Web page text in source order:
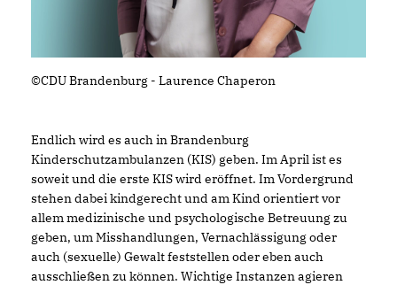
©CDU Brandenburg - Laurence Chaperon
Endlich wird es auch in Brandenburg
Kinderschutzambulanzen (KIS) geben. Im April ist es
soweit und die erste KIS wird eröffnet. Im Vordergrund
stehen dabei kindgerecht und am Kind orientiert vor
allem medizinische und psychologische Betreuung zu
geben, um Misshandlungen, Vernachlässigung oder
auch (sexuelle) Gewalt feststellen oder eben auch
ausschließen zu können. Wichtige Instanzen agieren